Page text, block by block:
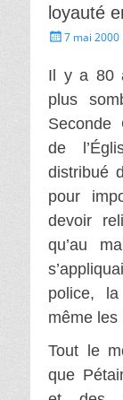
loyauté
Écrit7 mai 2000
Il y a 80
plus
Seconde
de
distribué
pour
devoir
qu’au
police,
même les
Tout le
que